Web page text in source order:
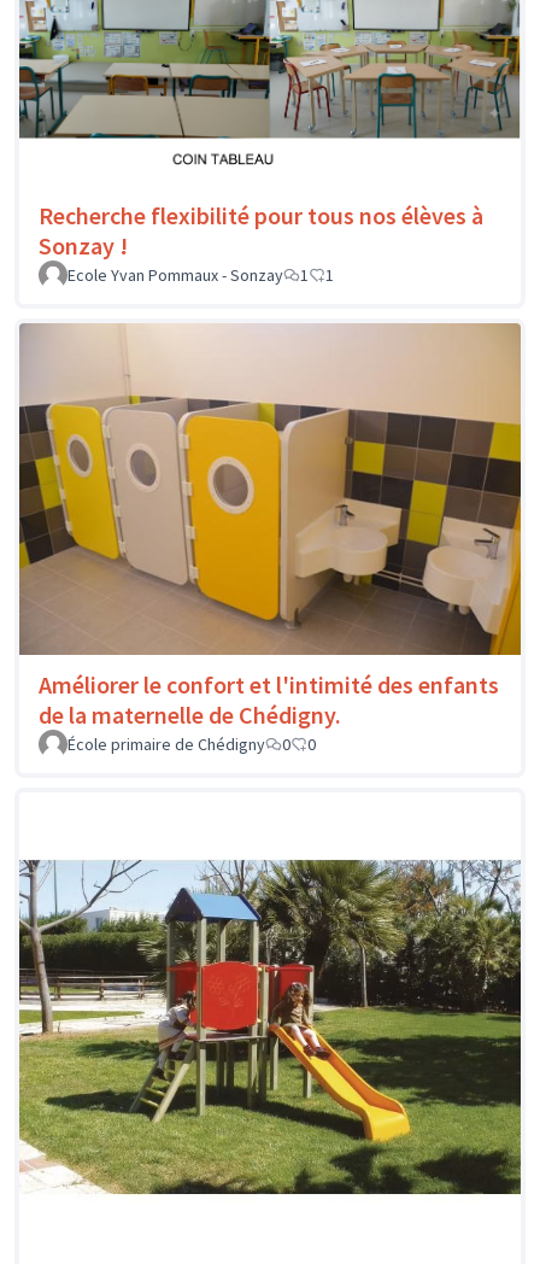
Recherche flexibilité pour tous nos élèves à
Sonzay !
Ecole Yvan Pommaux - Sonzay 1 1
Améliorer le confort et l'intimité des enfants
de la maternelle de Chédigny.
École primaire de Chédigny 0 0